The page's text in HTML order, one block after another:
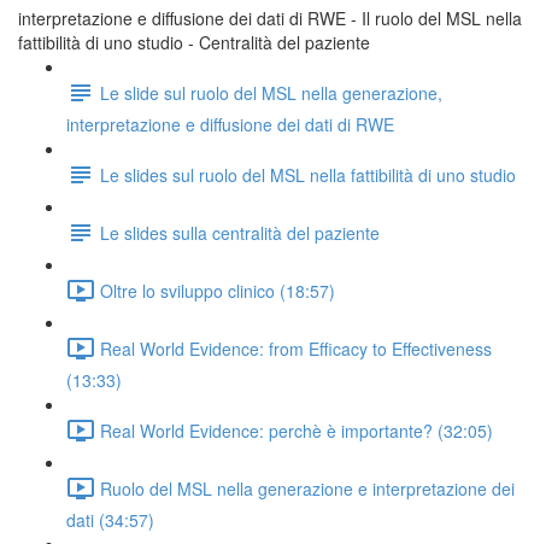
interpretazione e diffusione dei dati di RWE - Il ruolo del MSL nella
fattibilità di uno studio - Centralità del paziente
Le slide sul ruolo del MSL nella generazione,
interpretazione e diffusione dei dati di RWE
Le slides sul ruolo del MSL nella fattibilità di uno studio
Le slides sulla centralità del paziente
Oltre lo sviluppo clinico (18:57)
Real World Evidence: from Efficacy to Effectiveness
(13:33)
Real World Evidence: perchè è importante? (32:05)
Ruolo del MSL nella generazione e interpretazione dei
dati (34:57)